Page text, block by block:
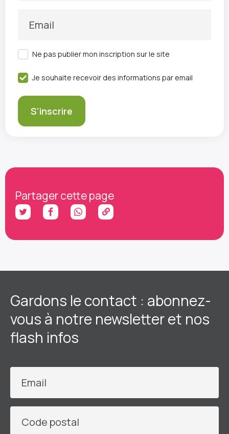
Email
Ne pas publier mon inscription sur le site
Je souhaite recevoir des informations par email
Partager cette page
Gardons le contact : abonnez-
vous à notre newsletter et nos
flash infos
Email
Code postal